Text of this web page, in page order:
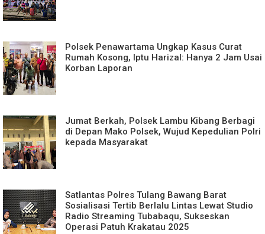
Polsek Penawartama Ungkap Kasus Curat
Rumah Kosong, Iptu Harizal: Hanya 2 Jam Usai
Korban Laporan
Jumat Berkah, Polsek Lambu Kibang Berbagi
di Depan Mako Polsek, Wujud Kepedulian Polri
kepada Masyarakat
Satlantas Polres Tulang Bawang Barat
Sosialisasi Tertib Berlalu Lintas Lewat Studio
Radio Streaming Tubabaqu, Sukseskan
Operasi Patuh Krakatau 2025